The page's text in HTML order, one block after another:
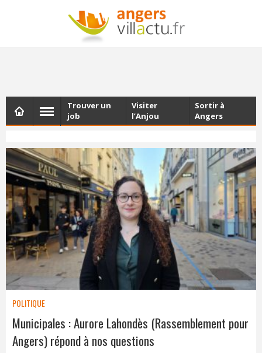
NEWSLETTER
Les dernières actualités d'Angers, chaque vendredi dans
Trouver un
job
Visiter
l’Anjou
Sortir à
Angers
POLITIQUE
Municipales : Aurore Lahondès (Rassemblement pour
Angers) répond à nos questions